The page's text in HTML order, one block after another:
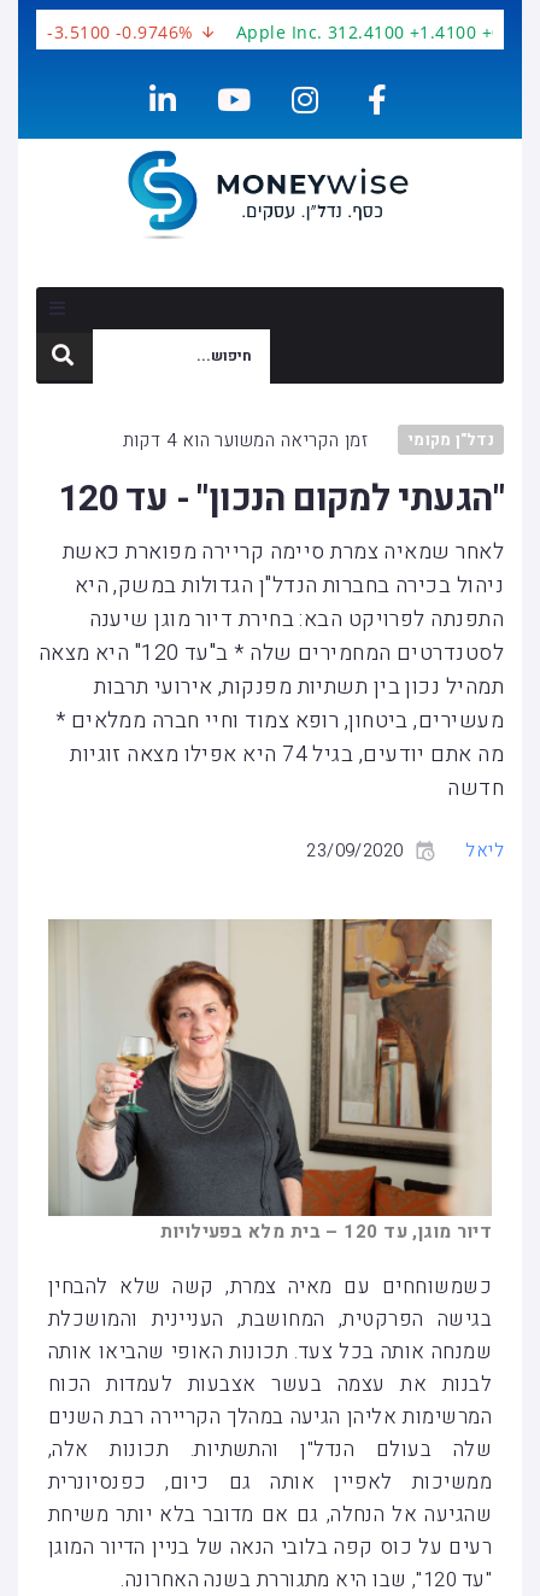
-3.5100 -0.9746% Apple Inc. 312.4100 +1.4100 +0.4534%
נדל"ן מקומי זמן הקריאה המשוער הוא 4 דקות
"הגעתי למקום הנכון" - עד 120
לאחר שמאיה צמרת סיימה קריירה מפוארת כאשת
ניהול בכירה בחברות הנדל"ן הגדולות במשק, היא
התפנתה לפרויקט הבא: בחירת דיור מוגן שיענה
לסטנדרטים המחמירים שלה * ב"עד 120" היא מצאה
תמהיל נכון בין תשתיות מפנקות, אירועי תרבות
מעשירים, ביטחון, רופא צמוד וחיי חברה ממלאים *
מה אתם יודעים, בגיל 74 היא אפילו מצאה זוגיות
חדשה
ליאל 23/09/2020
דיור מוגן, עד 120 – בית מלא בפעילויות
כשמשוחחים עם מאיה צמרת, קשה שלא להבחין
בגישה הפרקטית, המחושבת, העניינית והמושכלת
שמנחה אותה בכל צעד. תכונות האופי שהביאו אותה
לבנות את עצמה בעשר אצבעות לעמדות הכוח
המרשימות אליהן הגיעה במהלך הקריירה רבת השנים
שלה בעולם הנדל"ן והתשתיות. תכונות אלה,
ממשיכות לאפיין אותה גם כיום, כפנסיונרית
שהגיעה אל הנחלה, גם אם מדובר בלא יותר משיחת
רעים על כוס קפה בלובי הנאה של בניין הדיור המוגן
"עד 120", שבו היא מתגוררת בשנה האחרונה.